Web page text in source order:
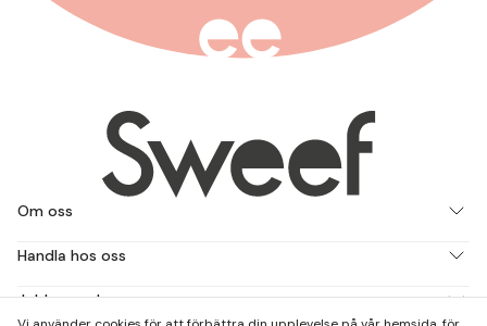
Om oss
Handla hos oss
Jobba med oss